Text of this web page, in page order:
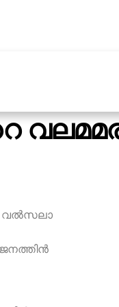
വല്‍സലാ